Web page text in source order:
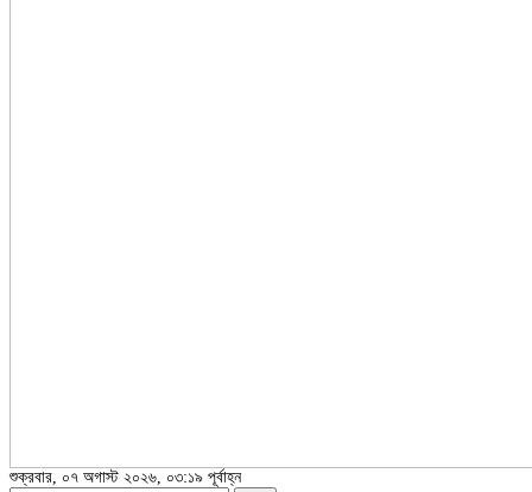
শুক্রবার, ০৭ অগাস্ট ২০২৬, ০৩:১৯ পূর্বাহ্ন